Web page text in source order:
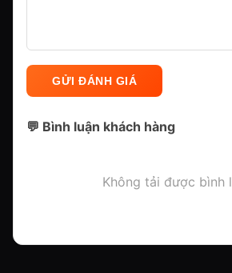
GỬI ĐÁNH GIÁ
💬 Bình luận khách hàng
Không tải được bình